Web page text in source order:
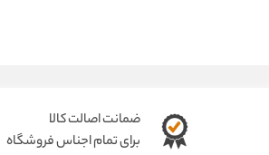
ضمانت اصالت کالا
برای تمام اجناس فروشگاه